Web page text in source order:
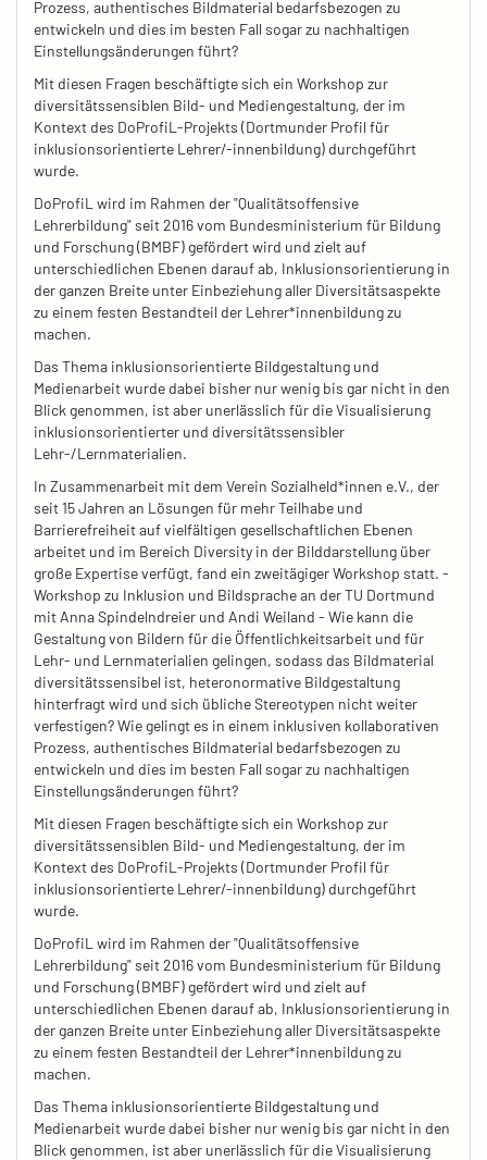
Prozess, authentisches Bildmaterial bedarfsbezogen zu
entwickeln und dies im besten Fall sogar zu nachhaltigen
Einstellungsänderungen führt?
Mit diesen Fragen beschäftigte sich ein Workshop zur
diversitätssensiblen Bild- und Mediengestaltung, der im
Kontext des DoProfiL-Projekts (Dortmunder Profil für
inklusionsorientierte Lehrer/-innenbildung) durchgeführt
wurde.
DoProfiL wird im Rahmen der "Qualitätsoffensive
Lehrerbildung" seit 2016 vom Bundesministerium für Bildung
und Forschung (BMBF) gefördert wird und zielt auf
unterschiedlichen Ebenen darauf ab, Inklusionsorientierung in
der ganzen Breite unter Einbeziehung aller Diversitätsaspekte
zu einem festen Bestandteil der Lehrer*innenbildung zu
machen.
Das Thema inklusionsorientierte Bildgestaltung und
Medienarbeit wurde dabei bisher nur wenig bis gar nicht in den
Blick genommen, ist aber unerlässlich für die Visualisierung
inklusionsorientierter und diversitätssensibler
Lehr-/Lernmaterialien.
In Zusammenarbeit mit dem Verein Sozialheld*innen e.V., der
seit 15 Jahren an Lösungen für mehr Teilhabe und
Barrierefreiheit auf vielfältigen gesellschaftlichen Ebenen
arbeitet und im Bereich Diversity in der Bilddarstellung über
große Expertise verfügt, fand ein zweitägiger Workshop statt. -
Workshop zu Inklusion und Bildsprache an der TU Dortmund
mit Anna Spindelndreier und Andi Weiland - Wie kann die
Gestaltung von Bildern für die Öffentlichkeitsarbeit und für
Lehr- und Lernmaterialien gelingen, sodass das Bildmaterial
diversitätssensibel ist, heteronormative Bildgestaltung
hinterfragt wird und sich übliche Stereotypen nicht weiter
verfestigen? Wie gelingt es in einem inklusiven kollaborativen
Prozess, authentisches Bildmaterial bedarfsbezogen zu
entwickeln und dies im besten Fall sogar zu nachhaltigen
Einstellungsänderungen führt?
Mit diesen Fragen beschäftigte sich ein Workshop zur
diversitätssensiblen Bild- und Mediengestaltung, der im
Kontext des DoProfiL-Projekts (Dortmunder Profil für
inklusionsorientierte Lehrer/-innenbildung) durchgeführt
wurde.
DoProfiL wird im Rahmen der "Qualitätsoffensive
Lehrerbildung" seit 2016 vom Bundesministerium für Bildung
und Forschung (BMBF) gefördert wird und zielt auf
unterschiedlichen Ebenen darauf ab, Inklusionsorientierung in
der ganzen Breite unter Einbeziehung aller Diversitätsaspekte
zu einem festen Bestandteil der Lehrer*innenbildung zu
machen.
Das Thema inklusionsorientierte Bildgestaltung und
Medienarbeit wurde dabei bisher nur wenig bis gar nicht in den
Blick genommen, ist aber unerlässlich für die Visualisierung